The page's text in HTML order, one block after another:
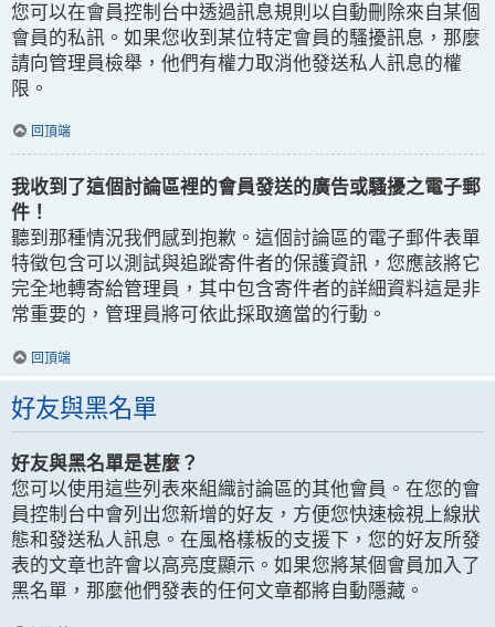
您可以在會員控制台中透過訊息規則以自動刪除來自某個
會員的私訊。如果您收到某位特定會員的騷擾訊息，那麼
請向管理員檢舉，他們有權力取消他發送私人訊息的權
限。
回頂端
我收到了這個討論區裡的會員發送的廣告或騷擾之電子郵
件！
聽到那種情況我們感到抱歉。這個討論區的電子郵件表單
特徵包含可以測試與追蹤寄件者的保護資訊，您應該將它
完全地轉寄給管理員，其中包含寄件者的詳細資料這是非
常重要的，管理員將可依此採取適當的行動。
回頂端
好友與黑名單
好友與黑名單是甚麼？
您可以使用這些列表來組織討論區的其他會員。在您的會
員控制台中會列出您新增的好友，方便您快速檢視上線狀
態和發送私人訊息。在風格樣板的支援下，您的好友所發
表的文章也許會以高亮度顯示。如果您將某個會員加入了
黑名單，那麼他們發表的任何文章都將自動隱藏。